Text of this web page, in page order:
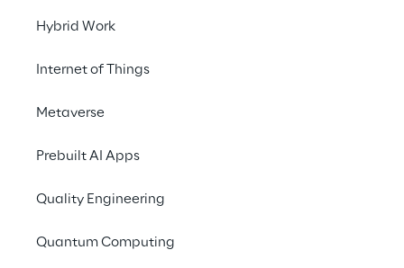
Hybrid Work
Internet of Things
Metaverse
Prebuilt AI Apps
Quality Engineering
Quantum Computing
Instandhaltung von
Industrieanlagen
Workflow für die
Mitarbeiter zu verändern
DAS SZENARIO